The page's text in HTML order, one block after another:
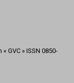
GVC » ISSN 0850-